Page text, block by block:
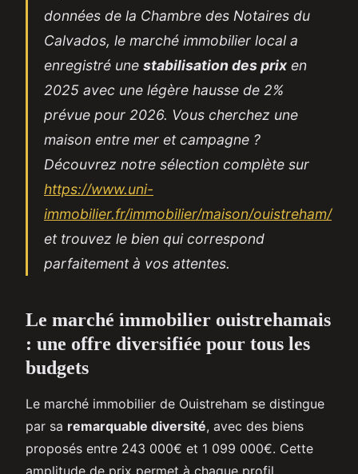
données de la Chambre des Notaires du
Calvados, le marché immobilier local a
enregistré une stabilisation des prix en
2025 avec une légère hausse de 2%
prévue pour 2026. Vous cherchez une
maison entre mer et campagne ?
Découvrez notre sélection complète sur
https://www.uni-
immobilier.fr/immobilier/maison/ouistreham/
et trouvez le bien qui correspond
parfaitement à vos attentes.
Le marché immobilier ouistrehamais
: une offre diversifiée pour tous les
budgets
Le marché immobilier de Ouistreham se distingue
par sa remarquable diversité, avec des biens
proposés entre 243 000€ et 1 099 000€. Cette
amplitude de prix permet à chaque profil